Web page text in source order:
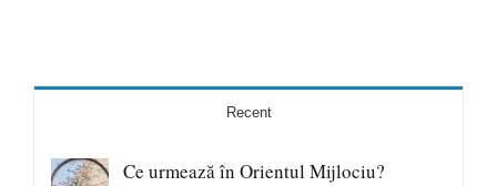
Recent
Ce urmează în Orientul Mijlociu?